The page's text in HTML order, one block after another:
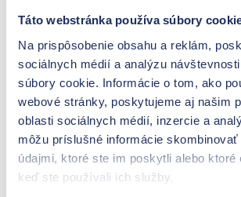
Táto webstránka používa súbory
Na prispôsobenie obsahu a reklám,
sociálnych médií a analýzu
súbory cookie. Informácie o tom, ako
webové stránky, poskytujeme aj našim
oblasti sociálnych médií, inzercie a
môžu príslušné informácie
údajmi, ktoré ste im poskytli alebo ktoré
keď ste používali ich služby.
Ulica *
PSČ/miesto *